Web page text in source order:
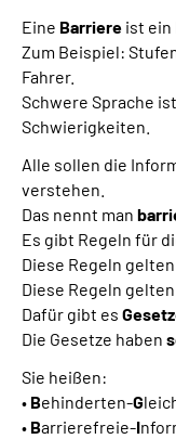
Eine Barriere ist ein
Zum Beispiel:
Fahrer.
Schwere Sprache
Schwierigkeiten.
Alle sollen die
verstehen.
Das nennt man
Es gibt Regeln für
Diese Regeln
Diese Regeln
Dafür gibt es
Die Gesetze haben
Sie heißen:
• Behinderten-G
• Barrierefreie-I